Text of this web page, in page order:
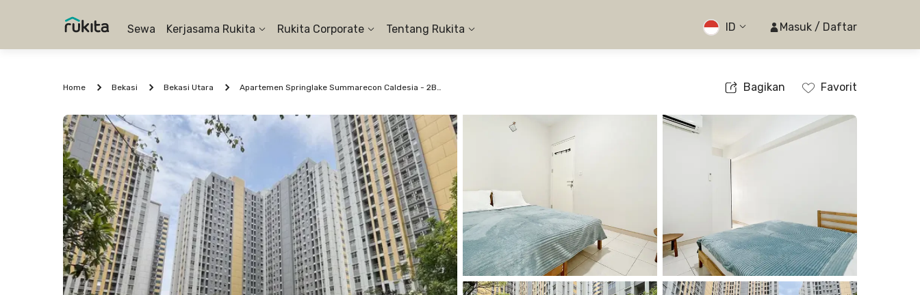
Sewa Kerjasama Rukita Rukita Corporate Tentang Rukita ID Masuk / Daftar
Home Bekasi Bekasi Utara Apartemen Springlake Summarecon Caldesia - 2BR City View #1 Bagikan Favorit